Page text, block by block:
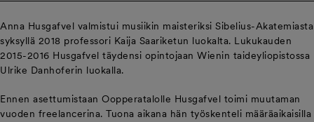
Anna Husgafvel valmistui musiikin maisteriksi Sibelius-Akatemiasta
syksyllä 2018 professori Kaija Saariketun luokalta. Lukukauden
2015-2016 Husgafvel täydensi opintojaan Wienin taideyliopistossa
Ulrike Danhoferin luokalla.
Ennen asettumistaan Oopperatalolle Husgafvel toimi muutaman
vuoden freelancerina. Tuona aikana hän työskenteli määräaikaisilla